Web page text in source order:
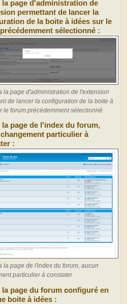
la page d'administration de
permettant de lancer la
de la boite à idées sur le
sélectionné :
la page d'administration de l'extension
de lancer la configuration de la boite à
le forum précédemment sélectionné
la page de l'index du forum,
particulier à
:
la page de l'index du forum, aucun
particulier à constater
la page du forum configuré en
boite à idées :